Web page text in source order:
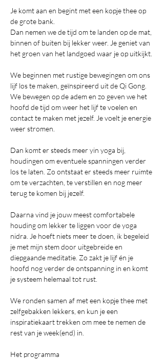
Je komt aan en begint met een kopje thee op
de grote bank.
Dan nemen we de tijd om te landen op de mat,
binnen of buiten bij lekker weer. Je geniet van
het groen van het landgoed waar je op uitkijkt.
We beginnen met rustige bewegingen om ons
lijf los te maken, geïnspireerd uit de Qi Gong.
We bewegen op de adem en zo geven we het
hoofd de tijd om weer het lijf te voelen en
contact te maken met jezelf. Je voelt je energie
weer stromen.
Dan komt er steeds meer yin yoga bij,
houdingen om eventuele spanningen verder
los te laten. Zo ontstaat er steeds meer ruimte
om te verzachten, te verstillen en nog meer
terug te komen bij jezelf.
Daarna vind je jouw meest comfortabele
houding om lekker te liggen voor de yoga
nidra. Je hoeft niets meer te doen, ik begeleid
je met mijn stem door uitgebreide en
diepgaande meditatie. Zo zakt je lijf én je
hoofd nog verder de ontspanning in en komt
je systeem helemaal tot rust.
We ronden samen af met een kopje thee met
zelfgebakken lekkers, en kun je een
inspiratiekaart trekken om mee te nemen de
rest van je week(end) in.
Het programma